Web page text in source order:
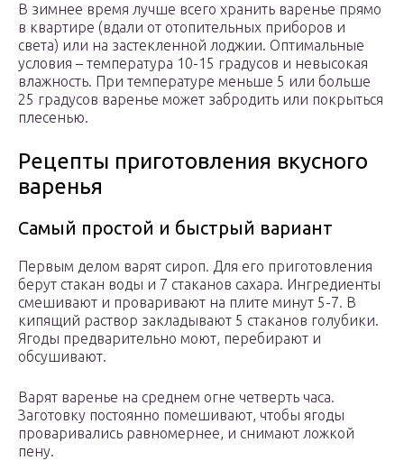
В зимнее время лучше всего хранить варенье прямо
в квартире (вдали от отопительных приборов и
света) или на застекленной лоджии. Оптимальные
условия – температура 10-15 градусов и невысокая
влажность. При температуре меньше 5 или больше
25 градусов варенье может забродить или покрыться
плесенью.
Рецепты приготовления вкусного
варенья
Самый простой и быстрый вариант
Первым делом варят сироп. Для его приготовления
берут стакан воды и 7 стаканов сахара. Ингредиенты
смешивают и проваривают на плите минут 5-7. В
кипящий раствор закладывают 5 стаканов голубики.
Ягоды предварительно моют, перебирают и
обсушивают.
Варят варенье на среднем огне четверть часа.
Заготовку постоянно помешивают, чтобы ягоды
проваривались равномернее, и снимают ложкой
пену.